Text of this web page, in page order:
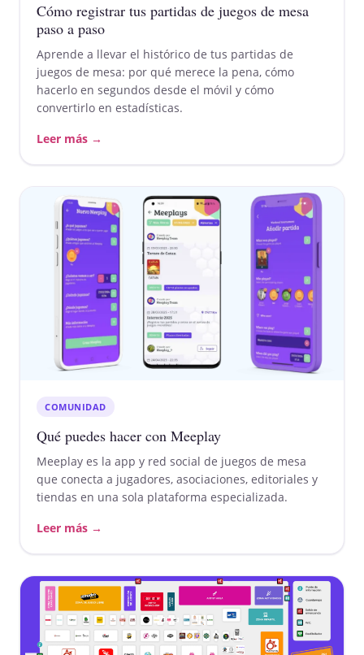
Cómo registrar tus partidas de juegos de mesa
paso a paso
Aprende a llevar el histórico de tus partidas de
juegos de mesa: por qué merece la pena, cómo
hacerlo en segundos desde el móvil y cómo
convertirlo en estadísticas.
Leer más →
COMUNIDAD
Qué puedes hacer con Meeplay
Meeplay es la app y red social de juegos de mesa
que conecta a jugadores, asociaciones, editoriales y
tiendas en una sola plataforma especializada.
Leer más →